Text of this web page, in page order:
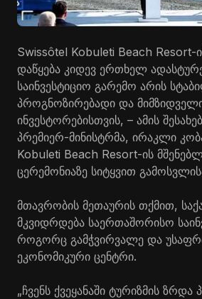
Swissôtel Kobuleti Beach Resort-
დაწყება კიდევ ერთხელ
საინვესტიციო გარემო არის
პროგნოზირებადი და
ინვესტორებისთვის, – ამის
პრემიერ-მინისტრმა, ირაკლი
Kobuleti Beach Resort-ის
ცერემონიაზე სიტყვით
მთავრობის მეთაურის თქმით,
მკვიდრდება საერთაშორისო
როგორც გამჭვირვალე და
ეკონომიკური ცენტრი.
„ჩვენს ქვეყანაში ტურიზმის ზრდა